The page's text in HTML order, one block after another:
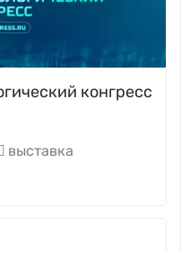
конгресс
выставка